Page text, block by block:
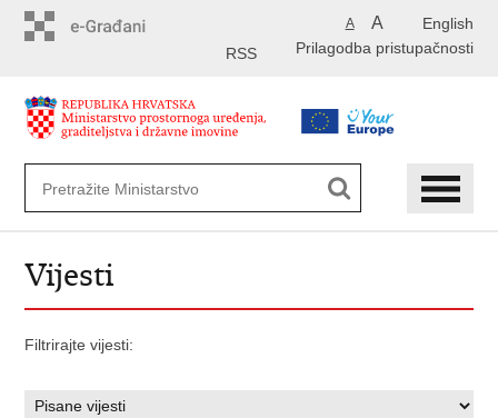
English
A A
Prilagodba pristupačnosti
RSS
Vijesti
Filtrirajte vijesti: